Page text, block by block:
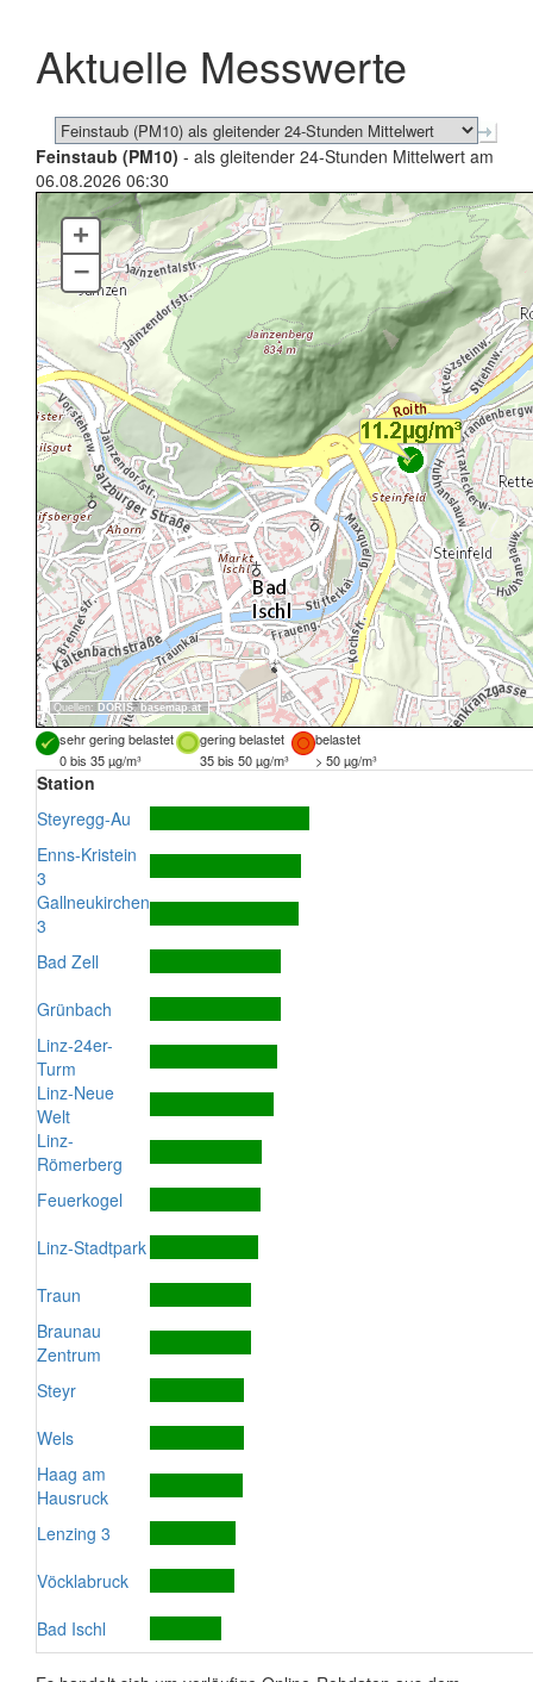
schließen
Aktuelle Messwerte
Feinstaub (PM10) - als gleitender 24-Stunden Mittelwert am
06.08.2026 06:30
Quellen: DORIS, basemap.at
+
–
sehr gering belastet gering belastet
belastet
0 bis 35 µg/m³
35 bis 50 µg/m³ > 50 µg/m³
Station
Steyregg-Au
Enns-Kristein
3
Gallneukirchen
3
Bad Zell
Grünbach
Linz-24er-
Turm
Linz-Neue
Welt
Linz-
Römerberg
Feuerkogel
Linz-Stadtpark
Traun
Braunau
Zentrum
Steyr
Wels
Haag am
Hausruck
Lenzing 3
Vöcklabruck
Bad Ischl